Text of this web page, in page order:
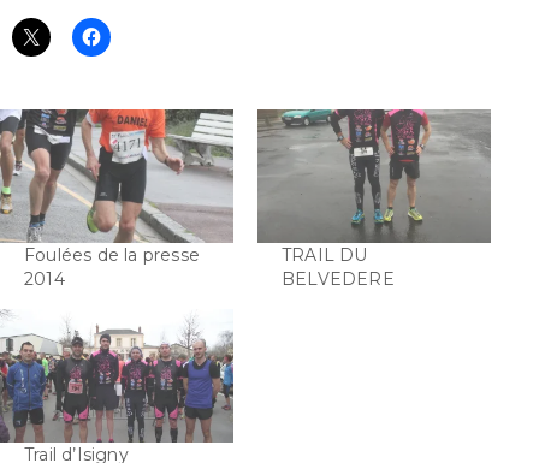
Foulées de la presse
2014
TRAIL DU
BELVEDERE
Trail d’Isigny